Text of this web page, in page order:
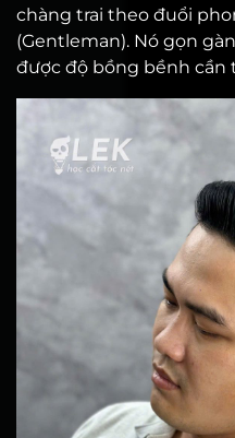
chàng trai theo đuổi
(Gentleman). Nó gọn
được độ bồng bềnh cần